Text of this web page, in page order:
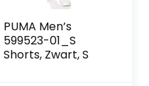
PUMA Men’s
599523-01_S
Shorts, Zwart, S